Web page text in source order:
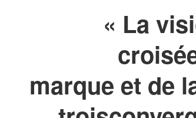
« La
marque et de